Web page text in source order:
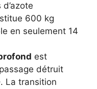
600 kg
en seulement 14
est
détruit
. La transition